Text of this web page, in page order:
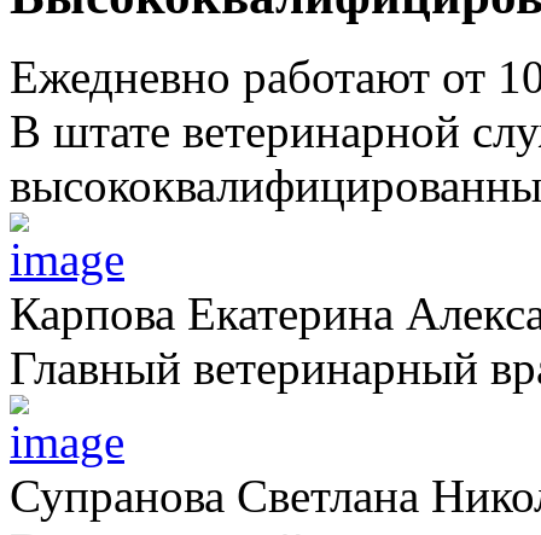
Ежедневно работают от
В штате ветеринарной
Карпова Екатерина
Главный ветеринарный
Супранова Светлана